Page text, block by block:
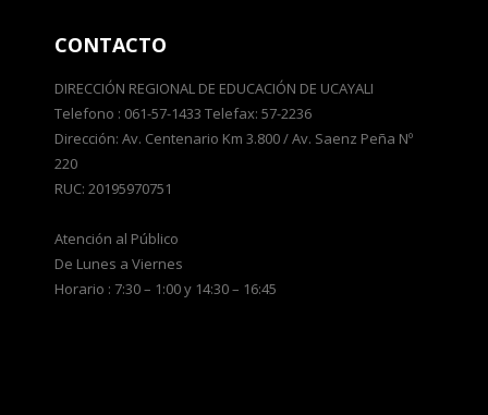
CONTACTO
DIRECCIÓN REGIONAL DE EDUCACIÓN DE UCAYALI
Telefono : 061-57-1433 Telefax: 57-2236
Dirección: Av. Centenario Km 3.800 / Av. Saenz Peña Nº
220
RUC: 20195970751
Atención al Público
De Lunes a Viernes
Horario : 7:30 – 1:00 y 14:30 – 16:45